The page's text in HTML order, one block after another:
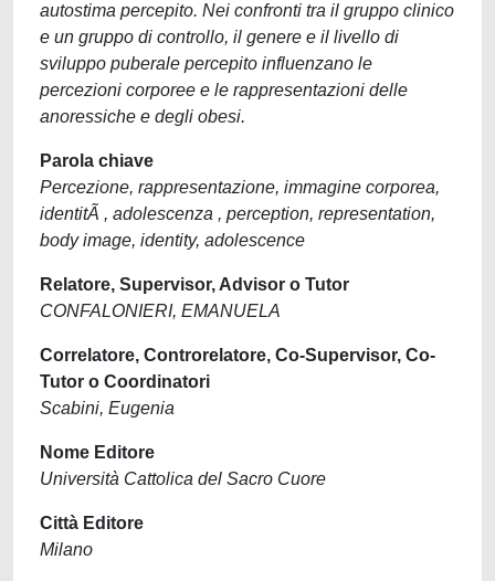
autostima percepito. Nei confronti tra il gruppo clinico
e un gruppo di controllo, il genere e il livello di
sviluppo puberale percepito influenzano le
percezioni corporee e le rappresentazioni delle
anoressiche e degli obesi.
Parola chiave
Percezione, rappresentazione, immagine corporea,
identitÃ , adolescenza , perception, representation,
body image, identity, adolescence
Relatore, Supervisor, Advisor o Tutor
CONFALONIERI, EMANUELA
Correlatore, Controrelatore, Co-Supervisor, Co-
Tutor o Coordinatori
Scabini, Eugenia
Nome Editore
Università Cattolica del Sacro Cuore
Città Editore
Milano